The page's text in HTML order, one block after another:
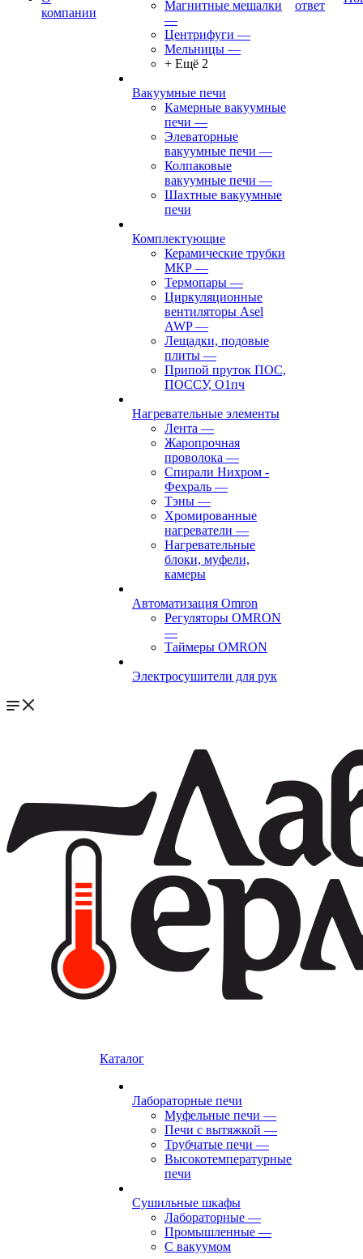
компании
Магнитные мешалки
—
Центрифуги —
Мельницы —
+ Ещё 2
Вакуумные печи
Камерные вакуумные
печи —
Элеваторные
вакуумные печи —
Колпаковые
вакуумные печи —
Шахтные вакуумные
печи
Комплектующие
Керамические трубки
МКР —
Термопары —
Циркуляционные
вентиляторы Asel
AWP—
Лещадки, подовые
плиты —
Припой пруток ПОС,
ПОССУ, О1пч
Нагревательные элементы
Лента —
Жаропрочная
проволока —
Спирали Нихром -
Фехраль —
Тэны —
Хромированные
нагреватели —
Нагревательные
блоки, муфели,
камеры
Автоматизация Omron
Регуляторы OMRON
—
Таймеры OMRON
Электросушители для рук
ответ
Каталог
Лабораторные печи
Муфельные печи —
Печи с вытяжкой —
Трубчатые печи —
Высокотемпературные
печи
Сушильные шкафы
Лабораторные —
Промышленные —
С вакуумом